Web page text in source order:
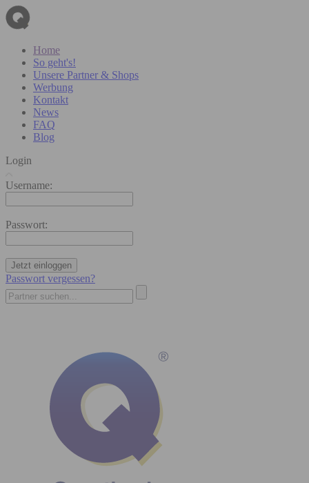
Home
So geht's!
Unsere Partner & Shops
Werbung
Kontakt
News
FAQ
Blog
Login
Username:
Passwort:
Jetzt einloggen
Passwort vergessen?